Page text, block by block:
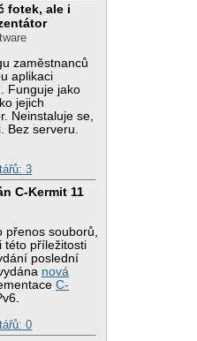
fotek, ale i
zaměstnanců
aplikaci
Funguje jako
jejich
Neinstaluje se,
Bez serveru.
3
C-Kermit 11
přenos souborů,
této příležitosti
poslední
nová
C-
0